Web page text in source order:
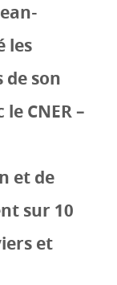
les
son
CNER –
et de
sur 10
et